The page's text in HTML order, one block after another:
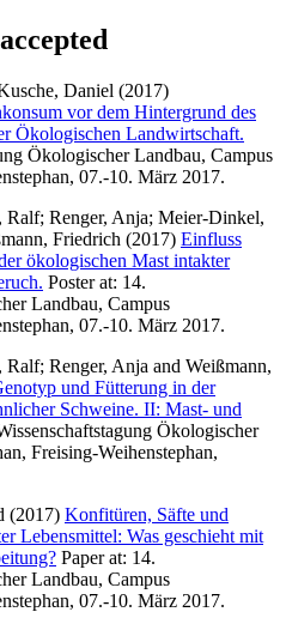
Daniel (2017)
vor dem Hintergrund des
Ökologischen Landwirtschaft.
Ökologischer Landbau, Campus
07.-10. März 2017.
Ralf; Renger, Anja; Meier-Dinkel,
Friedrich (2017) Einfluss
ökologischen Mast intakter
Poster at: 14.
Landbau, Campus
07.-10. März 2017.
Ralf; Renger, Anja and Weißmann,
und Fütterung in der
Schweine. II: Mast- und
Ökologischer
Freising-Weihenstephan,
(2017) Konfitüren, Säfte und
Lebensmittel: Was geschieht mit
Paper at: 14.
Landbau, Campus
07.-10. März 2017.